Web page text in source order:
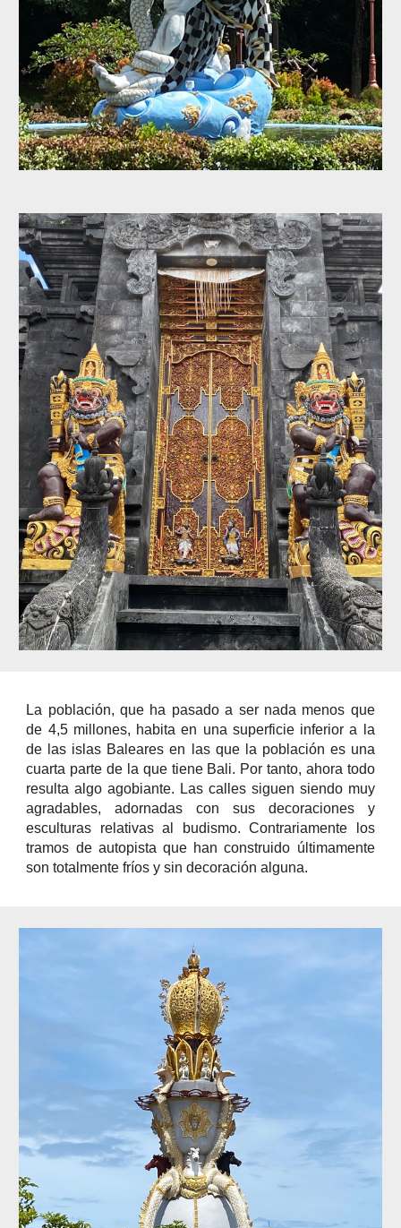
La población, que ha pasado a ser nada menos que
de 4,5 millones, habita en una superficie inferior a la
de las islas Baleares en las que la población es una
cuarta parte de la que tiene Bali. Por tanto, ahora todo
resulta algo agobiante. Las calles siguen siendo muy
agradables, adornadas con sus decoraciones y
esculturas relativas al budismo. Contrariamente los
tramos de autopista que han construido últimamente
son totalmente fríos y sin decoración alguna.